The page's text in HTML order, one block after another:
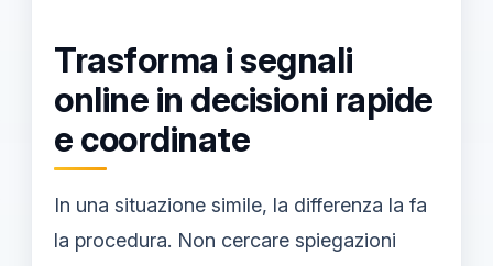
Trasforma i segnali
online in decisioni rapide
e coordinate
In una situazione simile, la differenza la fa
la procedura. Non cercare spiegazioni